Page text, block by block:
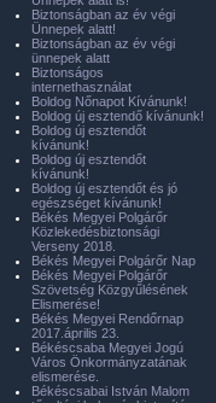
Biztonságban az év végi
Ünnepek alatt!
Biztonságban az év végi
ünnepek alatt
Biztonságos
internethasználat
Boldog Nőnapot Kívánunk!
Boldog új esztendő kívánunk!
Boldog új esztendőt
kívánunk!
Boldog új esztendőt
kívánunk!
Boldog új esztendőt és jó
egészséget kívánunk!
Békés Megyei Polgárőr
Közlekedésbiztonsági
Verseny 2018.
Békés Megyei Polgárőr Nap
Békés Megyei Polgárőr
Szövetség Közgyűlésének
Elismerése!
Békés Megyei Rendőrnap
2017.április 23.
Békéscsaba Megyei Jogú
Város Önkormányzatának
elismerése.
Békéscsabai István Malom